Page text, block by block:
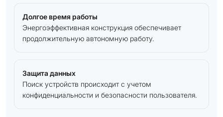
Долгое время работы
Энергоэффективная конструкция обеспечивает
продолжительную автономную работу.
Защита данных
Поиск устройств происходит с учетом
конфиденциальности и безопасности пользователя.